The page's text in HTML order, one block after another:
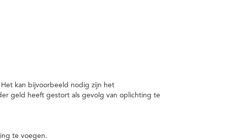
kan bijvoorbeeld nodig zijn het
geld heeft gestort als gevolg van oplichting te
te voegen.